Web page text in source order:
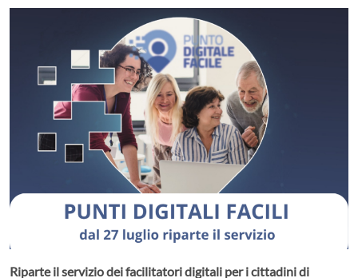
Riparte il servizio dei facilitatori digitali per i cittadini di